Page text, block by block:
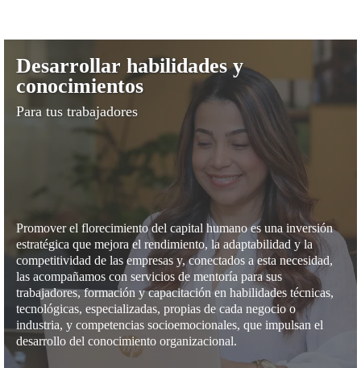
Desarrollar habilidades y
conocimientos
Para tus trabajadores
Desarrollar habilidades y conocimientos
Promover el florecimiento del capital humano es una inversión
estratégica que mejora el rendimiento, la adaptabilidad y la
competitividad de las empresas y, conectados a esta necesidad,
las acompañamos con servicios de mentoría para sus
trabajadores, formación y capacitación en habilidades técnicas,
tecnológicas, especializadas, propias de cada negocio o
industria, y competencias socioemocionales, que impulsan el
desarrollo del conocimiento organizacional.